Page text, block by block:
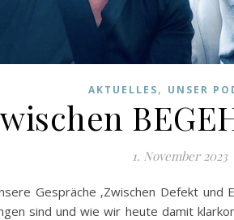
AKTUELLES, UNSER
1. November 2023
Gespräche ‚Zwischen Defekt
sind und wie wir heute damit